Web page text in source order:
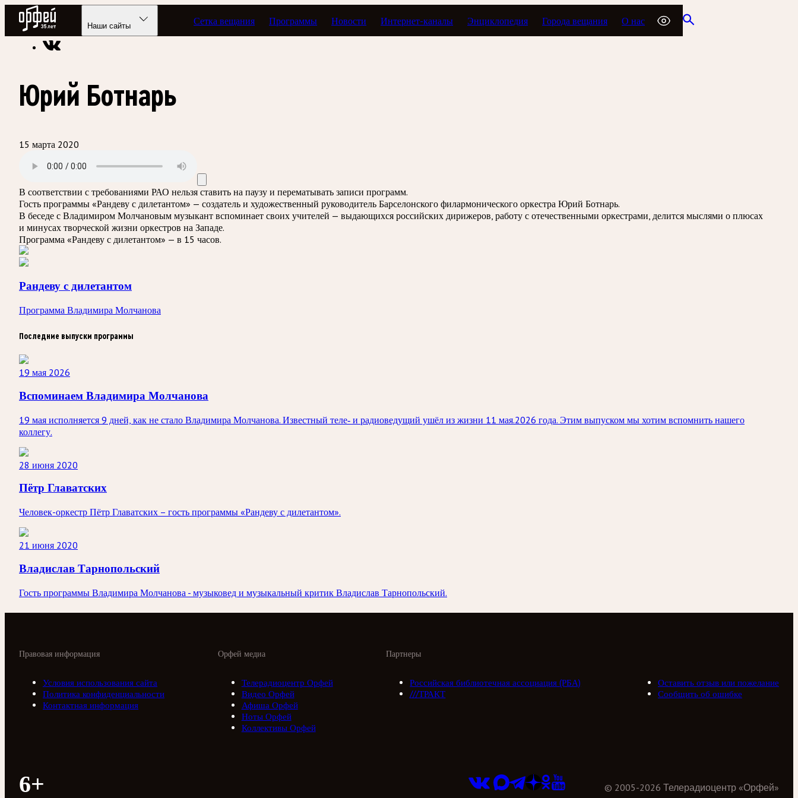
Радио Орфей
Наши сайты Сетка вещания Программы Новости Интернет-каналы Энциклопедия Города вещания О нас
Радио классической музыки «Орфей» Подкасты Рандеву с дилетантом
Юрий Ботнарь
15 марта 2020
В соответствии с требованиями РАО нельзя ставить на паузу и перематывать записи программ.
Гость программы «Рандеву с дилетантом» — создатель и художественный руководитель Барселонского филармонического оркестра Юрий Ботнарь.
В беседе с Владимиром Молчановым музыкант вспоминает своих учителей — выдающихся российских дирижеров, работу с отечественными оркестрами, делится мыслями о плюсах
и минусах творческой жизни оркестров на Западе.
Программа «Рандеву с дилетантом» — в 15 часов.
Рандеву с дилетантом
Программа Владимира Молчанова
Последние выпуски программы
19 мая 2026
Вспоминаем Владимира Молчанова
19 мая исполняется 9 дней, как не стало Владимира Молчанова. Известный теле‑ и радиоведущий ушёл из жизни 11 мая.2026 года. Этим выпуском мы хотим вспомнить нашего
коллегу.
28 июня 2020
Пётр Главатских
Человек-оркестр Пётр Главатских – гость программы «Рандеву с дилетантом».
21 июня 2020
Владислав Тарнопольский
Гость программы Владимира Молчанова - музыковед и музыкальный критик Владислав Тарнопольский.
Орфей медиа
Телерадиоцентр Орфей
Видео Орфей
Афиша Орфей
Ноты Орфей
Коллективы Орфей
Партнеры
Российская библиотечная ассоциация (РБА)
///ТРАКТ
Правовая информация
Условия использования сайта
Политика конфиденциальности
Контактная информация
Оставить отзыв или пожелание
Сообщить об ошибке
6+ © 2005-2026 Телерадиоцентр «Орфей»